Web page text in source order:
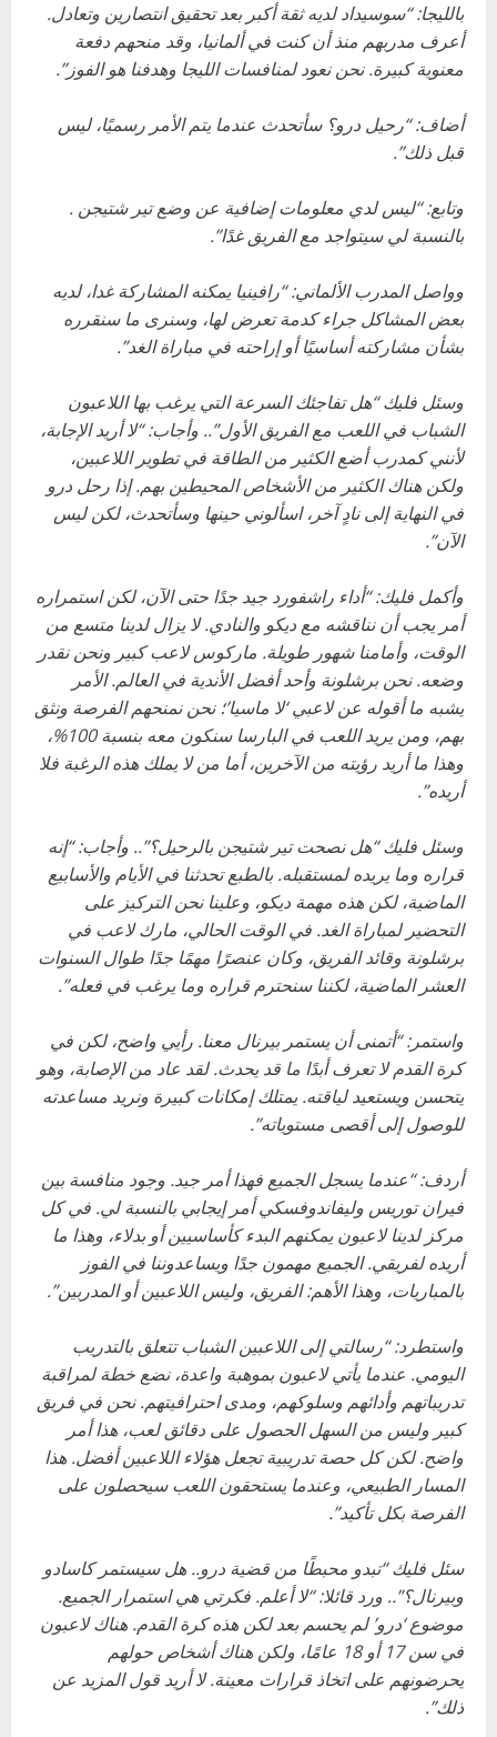
بالليجا: “سوسيداد لديه ثقة أكبر بعد تحقيق انتصارين وتعادل.
أعرف مدربهم منذ أن كنت في ألمانيا، وقد منحهم دفعة
معنوية كبيرة. نحن نعود لمنافسات الليجا وهدفنا هو الفوز”.
أضاف: “رحيل درو؟ سأتحدث عندما يتم الأمر رسميًا، ليس
قبل ذلك”.
وتابع: “ليس لدي معلومات إضافية عن وضع تير شتيجن .
بالنسبة لي سيتواجد مع الفريق غدًا”.
وواصل المدرب الألماني: “رافينيا يمكنه المشاركة غدا، لديه
بعض المشاكل جراء كدمة تعرض لها، وسنرى ما سنقرره
بشأن مشاركته أساسيًا أو إراحته في مباراة الغد”.
وسئل فليك “هل تفاجئك السرعة التي يرغب بها اللاعبون
الشباب في اللعب مع الفريق الأول”.. وأجاب: “لا أريد الإجابة،
لأنني كمدرب أضع الكثير من الطاقة في تطوير اللاعبين،
ولكن هناك الكثير من الأشخاص المحيطين بهم. إذا رحل درو
في النهاية إلى نادٍ آخر، اسألوني حينها وسأتحدث، لكن ليس
الآن”.
وأكمل فليك: “أداء راشفورد جيد جدًا حتى الآن، لكن استمراره
أمر يجب أن نناقشه مع ديكو والنادي. لا يزال لدينا متسع من
الوقت، وأمامنا شهور طويلة. ماركوس لاعب كبير ونحن نقدر
وضعه. نحن برشلونة وأحد أفضل الأندية في العالم. الأمر
يشبه ما أقوله عن لاعبي ‘لا ماسيا’؛ نحن نمنحهم الفرصة ونثق
بهم، ومن يريد اللعب في البارسا سنكون معه بنسبة 100%،
وهذا ما أريد رؤيته من الآخرين، أما من لا يملك هذه الرغبة فلا
أريده”.
وسئل فليك “هل نصحت تير شتيجن بالرحيل؟”.. وأجاب: “إنه
قراره وما يريده لمستقبله. بالطبع تحدثنا في الأيام والأسابيع
الماضية، لكن هذه مهمة ديكو، وعلينا نحن التركيز على
التحضير لمباراة الغد. في الوقت الحالي، مارك لاعب في
برشلونة وقائد الفريق، وكان عنصرًا مهمًا جدًا طوال السنوات
العشر الماضية، لكننا سنحترم قراره وما يرغب في فعله”.
واستمر: “أتمنى أن يستمر بيرنال معنا. رأيي واضح، لكن في
كرة القدم لا تعرف أبدًا ما قد يحدث. لقد عاد من الإصابة، وهو
يتحسن ويستعيد لياقته. يمتلك إمكانات كبيرة ونريد مساعدته
للوصول إلى أقصى مستوياته”.
أردف: “عندما يسجل الجميع فهذا أمر جيد. وجود منافسة بين
فيران توريس وليفاندوفسكي أمر إيجابي بالنسبة لي. في كل
مركز لدينا لاعبون يمكنهم البدء كأساسيين أو بدلاء، وهذا ما
أريده لفريقي. الجميع مهمون جدًا ويساعدوننا في الفوز
بالمباريات، وهذا الأهم: الفريق، وليس اللاعبين أو المدربين”.
واستطرد: “رسالتي إلى اللاعبين الشباب تتعلق بالتدريب
اليومي. عندما يأتي لاعبون بموهبة واعدة، نضع خطة لمراقبة
تدريباتهم وأدائهم وسلوكهم، ومدى احترافيتهم. نحن في فريق
كبير وليس من السهل الحصول على دقائق لعب، هذا أمر
واضح. لكن كل حصة تدريبية تجعل هؤلاء اللاعبين أفضل. هذا
المسار الطبيعي، وعندما يستحقون اللعب سيحصلون على
الفرصة بكل تأكيد”.
سئل فليك “تبدو محبطًا من قضية درو.. هل سيستمر كاسادو
وبيرنال؟”.. ورد قائلا: “لا أعلم. فكرتي هي استمرار الجميع.
موضوع ‘درو’ لم يحسم بعد لكن هذه كرة القدم. هناك لاعبون
في سن 17 أو 18 عامًا، ولكن هناك أشخاص حولهم
يحرضونهم على اتخاذ قرارات معينة. لا أريد قول المزيد عن
ذلك”.